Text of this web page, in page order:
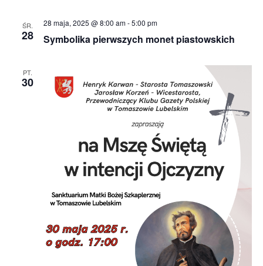
ŚR.
28 Symbolika pierwszych monet piastowskich
28 maja, 2025 @ 8:00 am-5:00 pm
PT.
30